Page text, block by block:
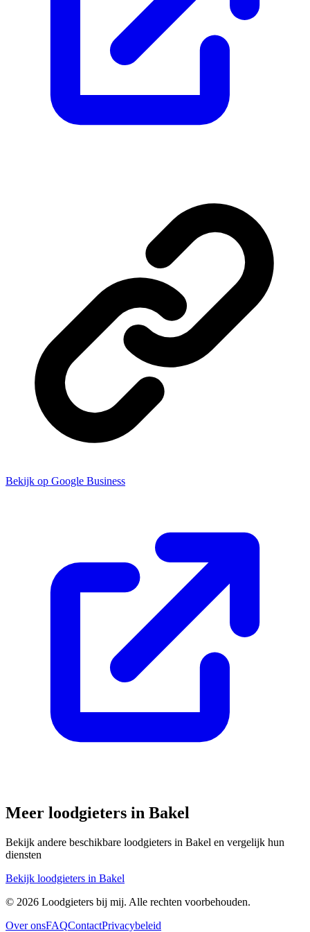
Bekijk op Google Business
Meer loodgieters in Bakel
Bekijk andere beschikbare loodgieters in Bakel en vergelijk hun
diensten
Bekijk loodgieters in Bakel
© 2026 Loodgieters bij mij. Alle rechten voorbehouden.
Over onsFAQContactPrivacybeleid